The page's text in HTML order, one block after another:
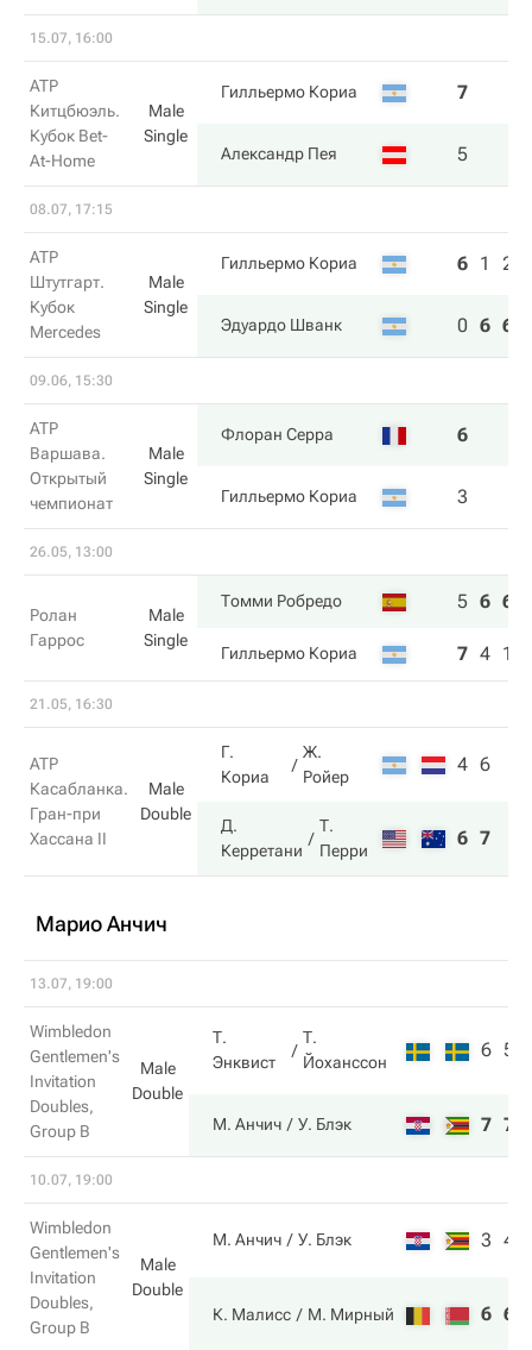
15.07, 16:00
ATP
Китцбюэль.
Кубок Bet-
At-Home
Male
Single
Гилльермо Кориа 7
Александр Пея 5
08.07, 17:15
ATP
Штутгарт.
Кубок
Mercedes
Male
Single
Гилльермо Кориа 6 1 2
Эдуардо Шванк 0 6 6
09.06, 15:30
ATP
Варшава.
Открытый
чемпионат
Male
Single
Флоран Серра 6
Гилльермо Кориа 3
26.05, 13:00
Ролан
Гаррос
Male
Single
Томми Робредо 5 6 6
Гилльермо Кориа 7 4 1
21.05, 16:30
ATP
Касабланка.
Гран-при
Хассана II
Male
Double
Г.
Кориа
Ж.
Ройер
4 6
Д.
Керретани
Т.
Перри
6 7
Марио Анчич
13.07, 19:00
Wimbledon
Gentlemen's
Invitation
Doubles,
Group B
Male
Double
Т.
Энквист
Т.
Йоханссон
6 5
М. Анчич У. Блэк 7 7
10.07, 19:00
Wimbledon
Gentlemen's
Invitation
Doubles,
Group B
Male
Double
М. Анчич У. Блэк 3 4
К. Малисс М. Мирный 6 6